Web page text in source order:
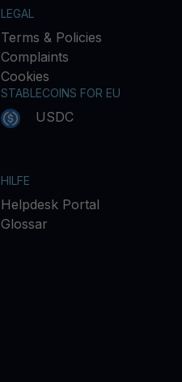
LEGAL
Terms & Policies
Complaints
Cookies
STABLECOINS FOR EU
USDC
HILFE
Helpdesk Portal
Glossar